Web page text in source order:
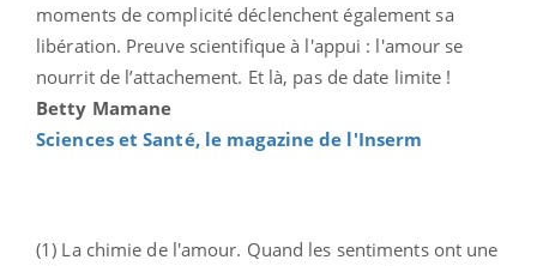
moments de complicité déclenchent également sa
libération. Preuve scientifique à l'appui : l'amour se
nourrit de l’attachement. Et là, pas de date limite !
Betty Mamane
Sciences et Santé, le magazine de l'Inserm
(1) La chimie de l'amour. Quand les sentiments ont une